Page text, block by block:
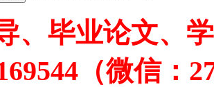
、毕业论文、
（微信：